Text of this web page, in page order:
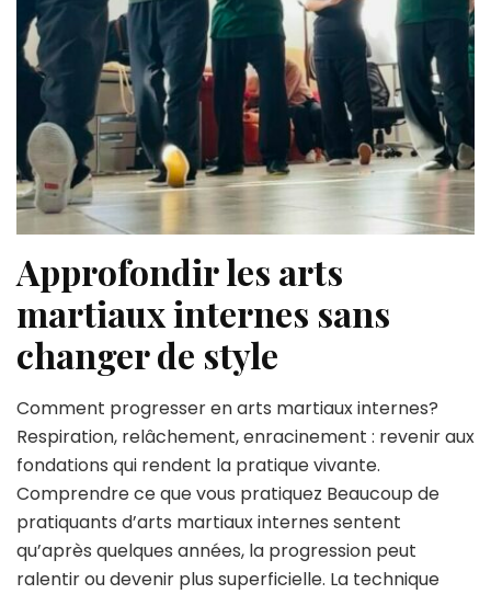
Approfondir les arts
martiaux internes sans
changer de style
Comment progresser en arts martiaux internes?
Respiration, relâchement, enracinement : revenir aux
fondations qui rendent la pratique vivante.
Comprendre ce que vous pratiquez Beaucoup de
pratiquants d’arts martiaux internes sentent
qu’après quelques années, la progression peut
ralentir ou devenir plus superficielle. La technique